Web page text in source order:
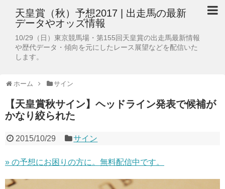
天皇賞（秋）予想2017 | 出走馬の最新
データやオッズ情報
10/29（日）東京競馬場・第155回天皇賞の出走馬最新情報
や歴代データ・傾向を元にしたレース展望などを配信いた
します。
ホーム サイン
【天皇賞秋サイン】ヘッドライン発表で候補が
かなり絞られた
2015/10/29 サイン
» の予想にお困りの方に。無料配信中です。